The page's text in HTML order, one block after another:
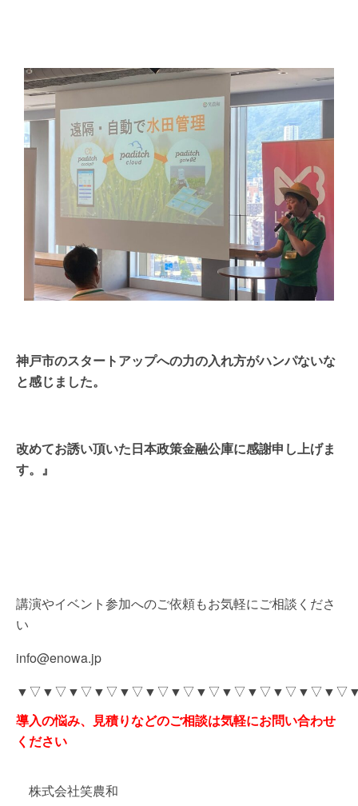
神戸市のスタートアップへの力の入れ方がハンパないな
と感じました。
改めてお誘い頂いた日本政策金融公庫に感謝申し上げま
す。』
講演やイベント参加へのご依頼もお気軽にご相談くださ
い
info@enowa.jp
導入の悩み、見積りなどのご相談は気軽にお問い合わせ
ください
株式会社笑農和